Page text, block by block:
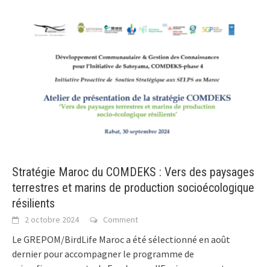
Stratégie Maroc du COMDEKS : Vers des paysages
terrestres et marins de production socioécologique
résilients
2 octobre 2024 Comment
Le GREPOM/BirdLife Maroc a été sélectionné en août
dernier pour accompagner le programme de